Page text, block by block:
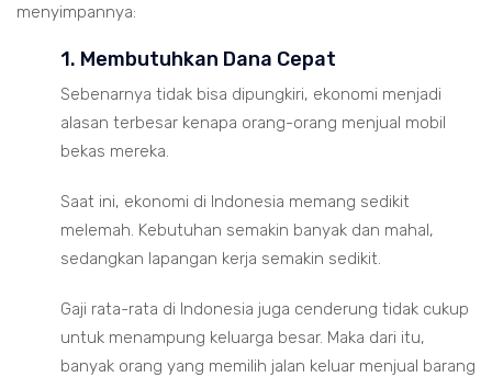
menyimpannya:
1. Membutuhkan Dana Cepat
Sebenarnya tidak bisa dipungkiri, ekonomi menjadi
alasan terbesar kenapa orang-orang menjual mobil
bekas mereka.
Saat ini, ekonomi di Indonesia memang sedikit
melemah. Kebutuhan semakin banyak dan mahal,
sedangkan lapangan kerja semakin sedikit.
Gaji rata-rata di Indonesia juga cenderung tidak cukup
untuk menampung keluarga besar. Maka dari itu,
banyak orang yang memilih jalan keluar menjual barang